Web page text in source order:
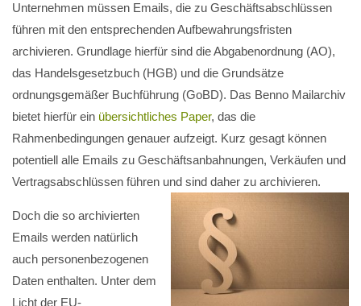
Unternehmen müssen Emails, die zu Geschäftsabschlüssen
führen mit den entsprechenden Aufbewahrungsfristen
archivieren. Grundlage hierfür sind die Abgabenordnung (AO),
das Handelsgesetzbuch (HGB) und die Grundsätze
ordnungsgemäßer Buchführung (GoBD). Das Benno Mailarchiv
bietet hierfür ein übersichtliches Paper, das die
Rahmenbedingungen genauer aufzeigt. Kurz gesagt können
potentiell alle Emails zu Geschäftsanbahnungen, Verkäufen und
Vertragsabschlüssen führen und sind daher zu archivieren.
Doch die so archivierten
Emails werden natürlich
auch personenbezogenen
Daten enthalten. Unter dem
Licht der EU-